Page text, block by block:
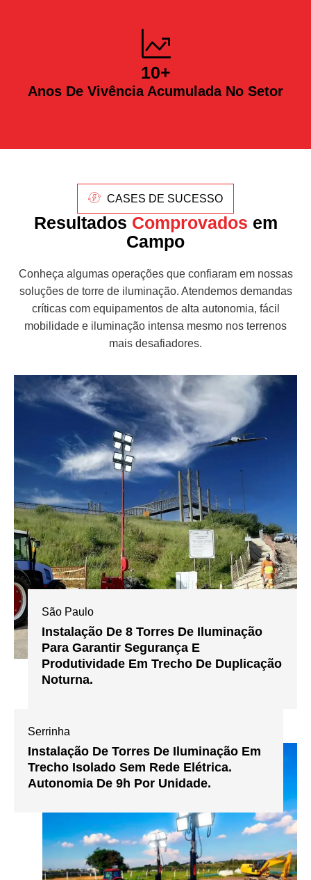
Anos De Vivência Acumulada No Setor
10+
CASES DE SUCESSO
Resultados Comprovados em
Campo
Conheça algumas operações que confiaram em nossas
soluções de torre de iluminação. Atendemos demandas
críticas com equipamentos de alta autonomia, fácil
mobilidade e iluminação intensa mesmo nos terrenos
mais desafiadores.
São Paulo
Instalação De 8 Torres De Iluminação
Para Garantir Segurança E
Produtividade Em Trecho De Duplicação
Noturna.
Serrinha
Instalação De Torres De Iluminação Em
Trecho Isolado Sem Rede Elétrica.
Autonomia De 9h Por Unidade.